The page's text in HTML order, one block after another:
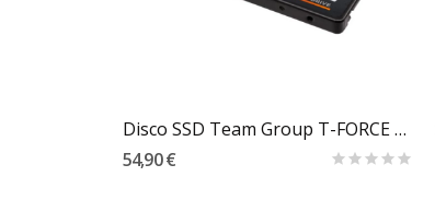
Disco SSD Team Group T-FORCE Vulcan Z 256GB...
54,90 €